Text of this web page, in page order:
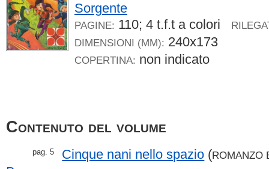
Sorgente
PAGINE: 110; 4 t.f.t a colori
DIMENSIONI (MM): 240x173
COPERTINA: non indicato
Contenuto del volume
pag. 5 Cinque nani nello spazio (ROMANZO